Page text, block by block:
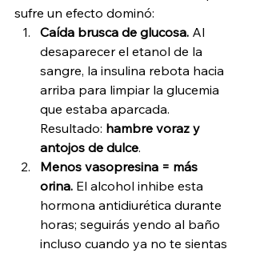
sufre un efecto dominó:
Caída brusca de glucosa. Al
desaparecer el etanol de la
sangre, la insulina rebota hacia
arriba para limpiar la glucemia
que estaba aparcada.
Resultado: hambre voraz y
antojos de dulce.
Menos vasopresina = más
orina. El alcohol inhibe esta
hormona antidiurética durante
horas; seguirás yendo al baño
incluso cuando ya no te sientas